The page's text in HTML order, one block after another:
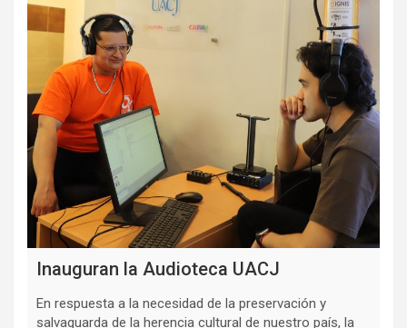
Inauguran la Audioteca UACJ
En respuesta a la necesidad de la preservación y
salvaguarda de la herencia cultural de nuestro país, la